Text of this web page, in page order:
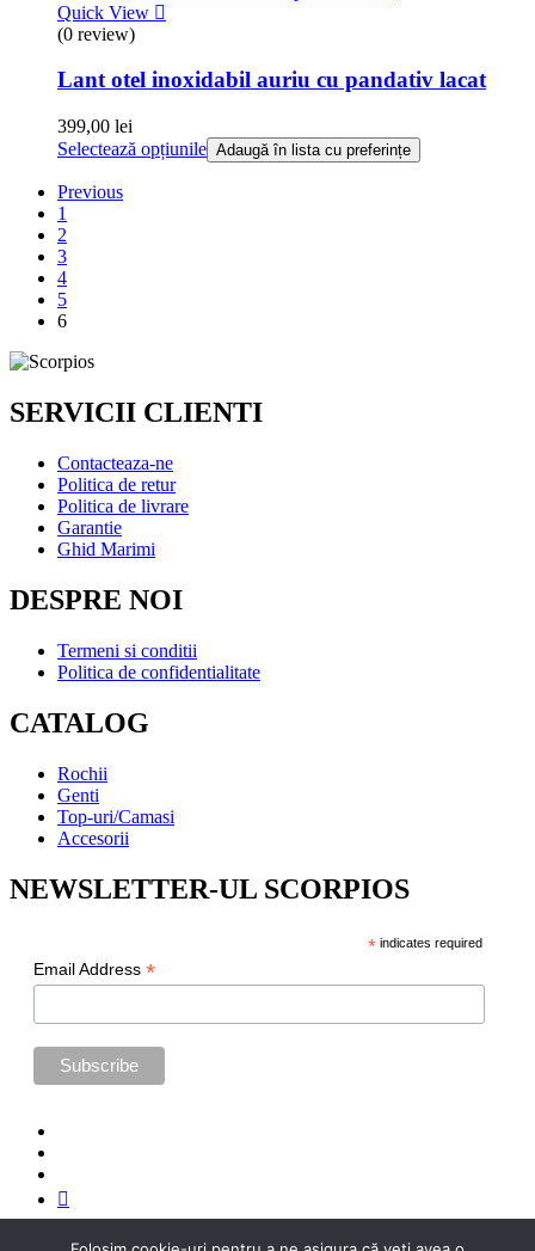
Quick View
(0 review)
Lant otel inoxidabil auriu cu pandativ lacat
399,00 lei
Selectează opțiunile Adaugă în lista cu preferințe
Previous
1
2
3
4
5
6
SERVICII CLIENTI
Contacteaza-ne
Politica de retur
Politica de livrare
Garantie
Ghid Marimi
DESPRE NOI
Termeni si conditii
Politica de confidentialitate
CATALOG
Rochii
Genti
Top-uri/Camasi
Accesorii
NEWSLETTER-UL SCORPIOS
* indicates required
Email Address *